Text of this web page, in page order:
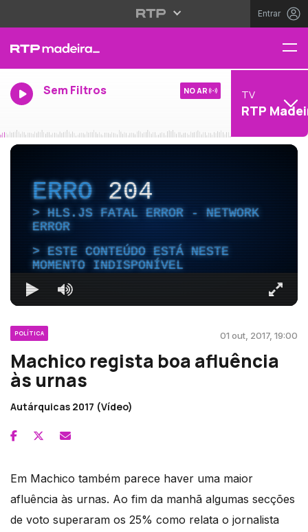
Entrar
Sem Filtros NO AR TV
RTP
ERRO204
HLS.JS FATAL ERROR - NETWORK
ERROR
ESTE CONTEÚDO ESTÁ NESTE
MOMENTO INDISPONÍVEL
POLÍTICA 01 out, 2017, 19:00
Machico regista boa afluência
às urnas
Autárquicas 2017 (Vídeo)
Em Machico também parece haver uma maior
afluência às urnas. Ao fim da manhã algumas secções
de voto superaram os 25% como relata o jornalista